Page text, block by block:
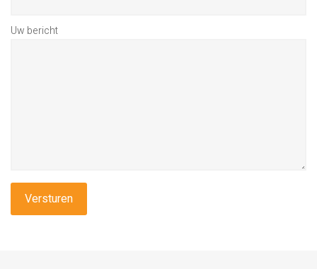
Uw bericht